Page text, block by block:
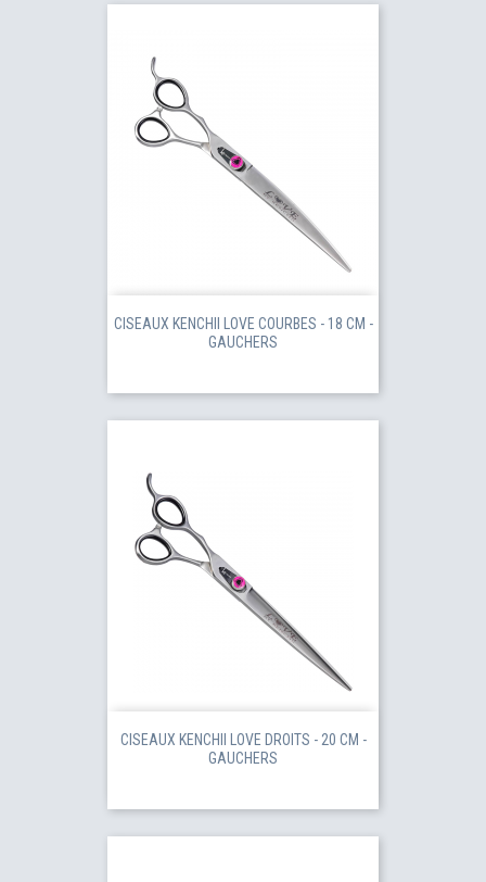
CISEAUX KENCHII LOVE COURBES - 18 CM -
GAUCHERS
CISEAUX KENCHII LOVE DROITS - 20 CM -
GAUCHERS